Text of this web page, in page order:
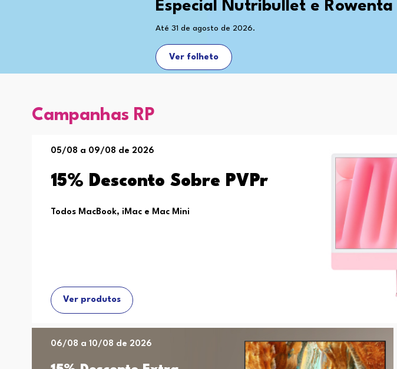
Especial Nutribullet e Rowenta
Até 31 de agosto de 2026.
Ver folheto
Campanhas RP
05/08 a 09/08 de 2026
15% Desconto Sobre PVPr
Todos MacBook, iMac e Mac Mini
Ver produtos
06/08 a 10/08 de 2026